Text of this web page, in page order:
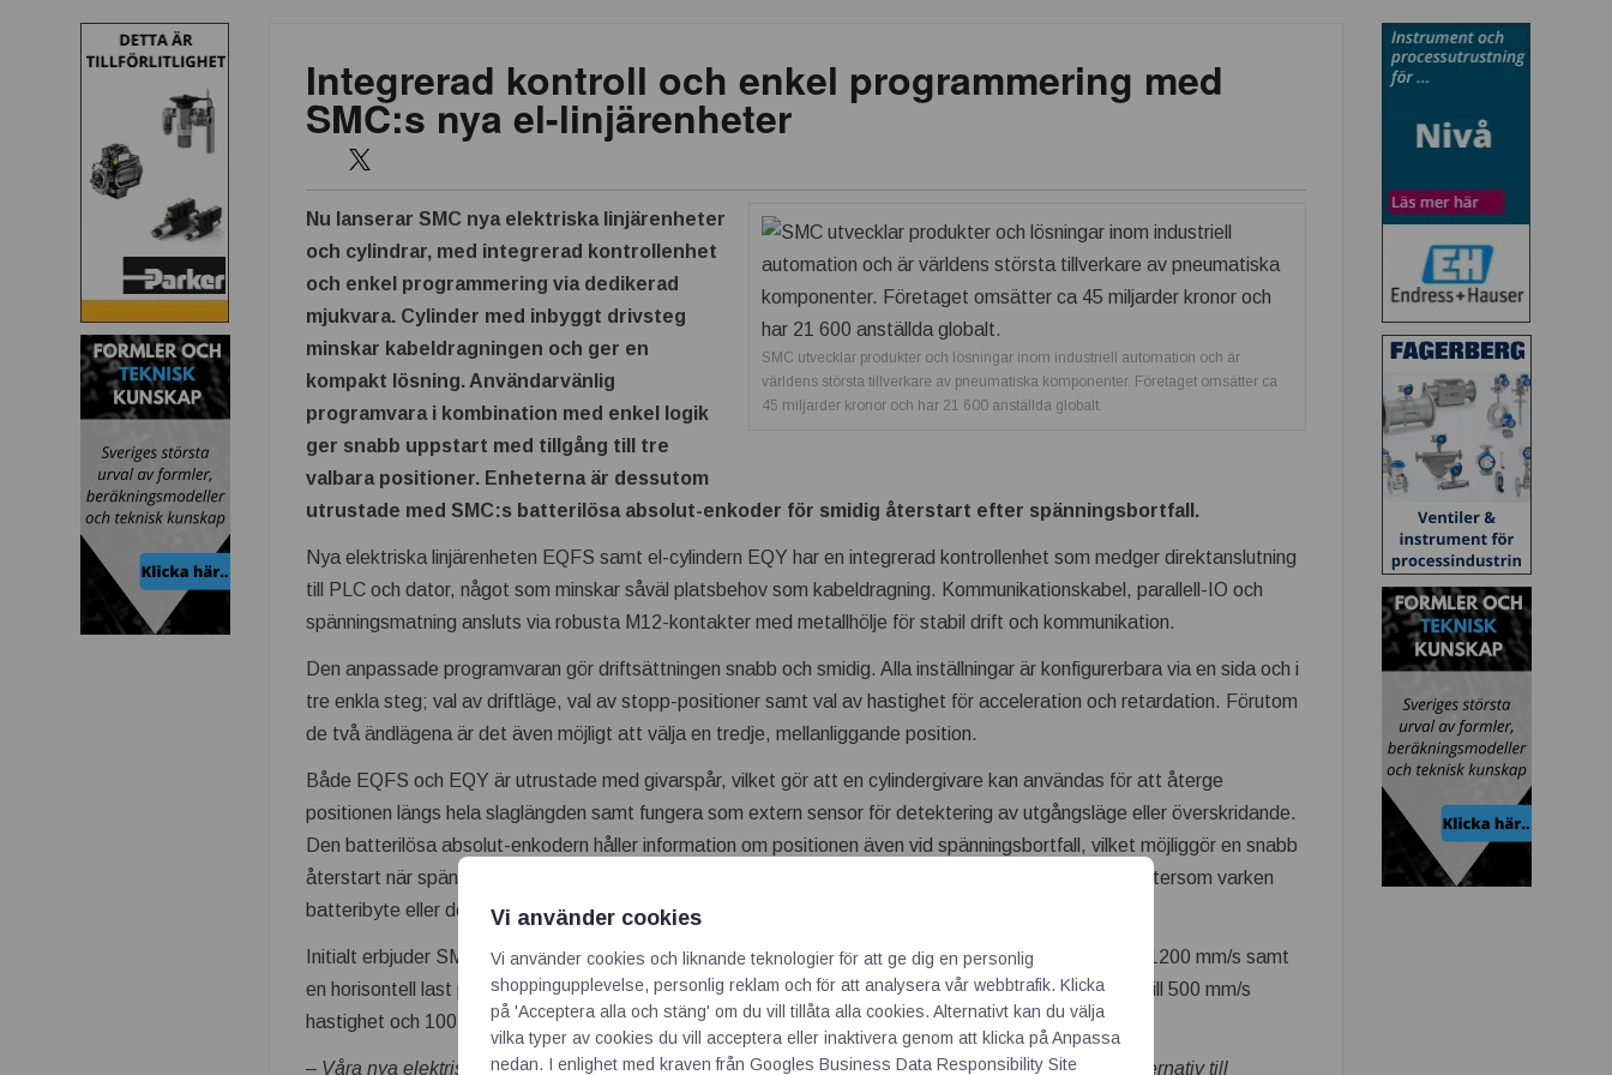
Integrerad kontroll och enkel programmering med
SMC:s nya el-linjärenheter
SMC utvecklar produkter och lösningar inom industriell automation och är
världens största tillverkare av pneumatiska komponenter. Företaget omsätter ca
45 miljarder kronor och har 21 600 anställda globalt.
Nu lanserar SMC nya elektriska linjärenheter
och cylindrar, med integrerad kontrollenhet
och enkel programmering via dedikerad
mjukvara. Cylinder med inbyggt drivsteg
minskar kabeldragningen och ger en
kompakt lösning. Användarvänlig
programvara i kombination med enkel logik
ger snabb uppstart med tillgång till tre
valbara positioner. Enheterna är dessutom
utrustade med SMC:s batterilösa absolut-enkoder för smidig återstart efter spänningsbortfall.
Nya elektriska linjärenheten EQFS samt el-cylindern EQY har en integrerad kontrollenhet som medger direktanslutning
till PLC och dator, något som minskar såväl platsbehov som kabeldragning. Kommunikationskabel, parallell-IO och
spänningsmatning ansluts via robusta M12-kontakter med metallhölje för stabil drift och kommunikation.
Den anpassade programvaran gör driftsättningen snabb och smidig. Alla inställningar är konfigurerbara via en sida och i
tre enkla steg; val av driftläge, val av stopp-positioner samt val av hastighet för acceleration och retardation. Förutom
de två ändlägena är det även möjligt att välja en tredje, mellanliggande position.
Både EQFS och EQY är utrustade med givarspår, vilket gör att en cylindergivare kan användas för att återge
positionen längs hela slaglängden samt fungera som extern sensor för detektering av utgångsläge eller överskridande.
Den batterilösa absolut-enkodern håller information om positionen även vid spänningsbortfall, vilket möjliggör en snabb
återstart när spänningen återkommer. Avsaknaden av batterier gör underhåll och hantering enklare eftersom varken
batteribyte eller deponering behövs.
Initialt erbjuder SMC tre storlekar av den elektriska linjärenheten EQFS, med en hastighet på upp till 1200 mm/s samt
en horisontell last på upp till 80 kg. El-cylindern EQY kommer för närvarande i två storlekar med upp till 500 mm/s
hastighet och 100 kg i horisontell lastkapacitet.
– Våra nya elektriska linjärenheter kompletterar vårt el-utbud perfekt samtidigt som vi erbjuder ett alternativ till
Vi använder cookies
Vi använder cookies och liknande teknologier för att ge dig en personlig
shoppingupplevelse, personlig reklam och för att analysera vår webbtrafik. Klicka
på 'Acceptera alla och stäng' om du vill tillåta alla cookies. Alternativt kan du välja
vilka typer av cookies du vill acceptera eller inaktivera genom att klicka på Anpassa
nedan. I enlighet med kraven från Googles Business Data Responsibility Site